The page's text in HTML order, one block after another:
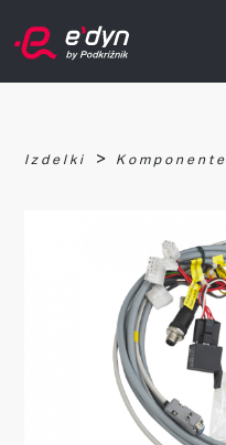
Izdelki > Komponente